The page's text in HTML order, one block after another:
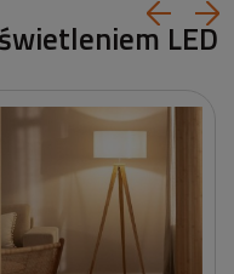
LED